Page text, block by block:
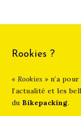
Rookies ?
« Rookies »n’a
l’actualité et les
du Bikepacking.